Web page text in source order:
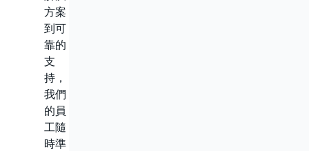
方案
到可
靠的
支
持，
我們
的員
工隨
時準